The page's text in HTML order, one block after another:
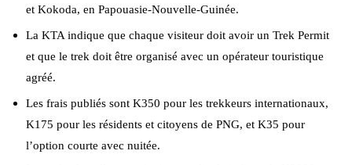
et Kokoda, en Papouasie-Nouvelle-Guinée.
La KTA indique que chaque visiteur doit avoir un Trek Permit
et que le trek doit être organisé avec un opérateur touristique
agréé.
Les frais publiés sont K350 pour les trekkeurs internationaux,
K175 pour les résidents et citoyens de PNG, et K35 pour
l’option courte avec nuitée.